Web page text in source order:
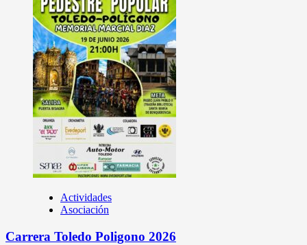
Actividades
Asociación
Carrera Toledo Poligono 2026